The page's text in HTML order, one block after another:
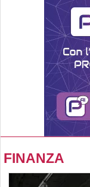
FINANZA